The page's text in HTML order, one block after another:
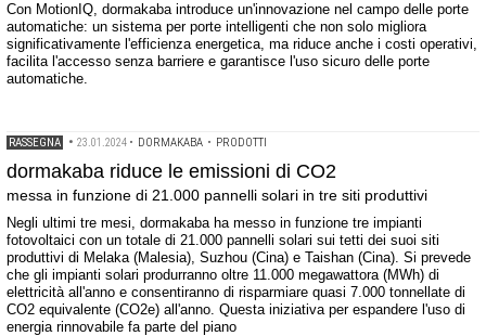
Con MotionIQ, dormakaba introduce un'innovazione nel campo delle porte
automatiche: un sistema per porte intelligenti che non solo migliora
significativamente l'efficienza energetica, ma riduce anche i costi operativi,
facilita l'accesso senza barriere e garantisce l'uso sicuro delle porte
automatiche.
RASSEGNA • 23.01.2024 • DORMAKABA • PRODOTTI
dormakaba riduce le emissioni di CO2
messa in funzione di 21.000 pannelli solari in tre siti produttivi
Negli ultimi tre mesi, dormakaba ha messo in funzione tre impianti
fotovoltaici con un totale di 21.000 pannelli solari sui tetti dei suoi siti
produttivi di Melaka (Malesia), Suzhou (Cina) e Taishan (Cina). Si prevede
che gli impianti solari produrranno oltre 11.000 megawattora (MWh) di
elettricità all'anno e consentiranno di risparmiare quasi 7.000 tonnellate di
CO2 equivalente (CO2e) all'anno. Questa iniziativa per espandere l'uso di
energia rinnovabile fa parte del piano